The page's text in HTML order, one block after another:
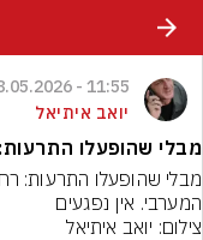
11:55 - 18.05.2026
יואב איתיאל
מבלי שהופעלו
המערבי. אין נפגעים
צילום: יואב איתיאל